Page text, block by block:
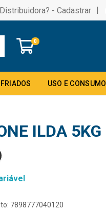
- Cadastrar |
0
USO E CONSUMO
ILDA 5KG
7898777040120